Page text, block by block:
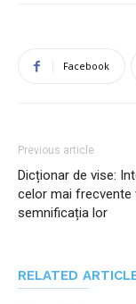
Facebook
Previous article
Dicționar de vise:
celor mai frecvente
semnificația lor
RELATED